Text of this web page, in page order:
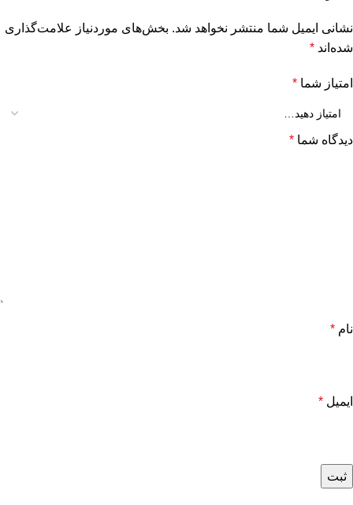
نشانی ایمیل شما منتشر نخواهد شد. بخش‌های موردنیاز علامت‌گذاری
شده‌اند *
امتیاز شما *
دیدگاه شما *
نام *
ایمیل *